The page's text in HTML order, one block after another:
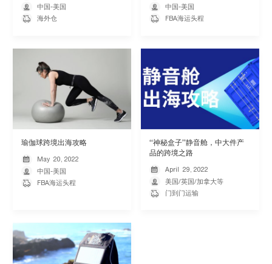
 中国-美国
 海外仓
 中国-美国
 FBA海运头程
瑜伽球跨境出海攻略
 May 20, 2022
 中国-美国
 FBA海运头程
“神秘盒子”静音舱，中大件产
品的跨境之路
 April 29, 2022
 美国/英国/加拿大等
 门到门运输